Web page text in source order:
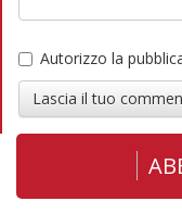
Autorizzo la
Lascia il tuo